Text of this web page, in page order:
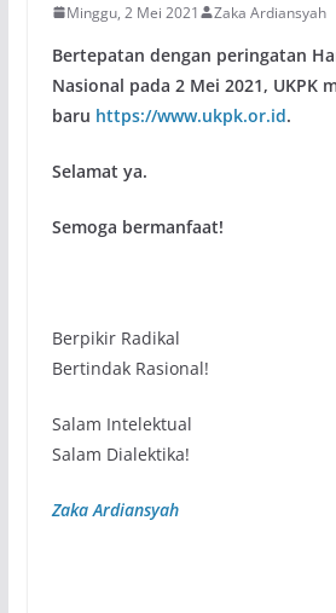
Minggu, 2 Mei 2021 Zaka Ardiansyah
Bertepatan dengan peringatan
Nasional pada 2 Mei 2021, UKPK
baru https://www.ukpk.or.id.
Selamat ya.
Semoga bermanfaat!
Berpikir Radikal
Bertindak Rasional!
Salam Intelektual
Salam Dialektika!
Zaka Ardiansyah